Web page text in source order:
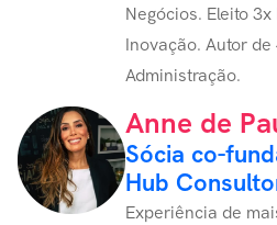
Negócios. Eleito
Inovação. Autor
Administração.
Anne de
Sócia co-
Hub
Experiência de